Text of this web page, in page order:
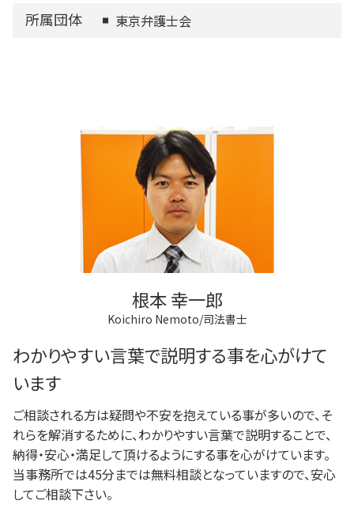
所属団体 東京弁護士会
根本 幸一郎
Koichiro Nemoto/司法書士
わかりやすい言葉で説明する事を心がけて
います
ご相談される方は疑問や不安を抱えている事が多いので、そ
れらを解消するために、わかりやすい言葉で説明することで、
納得・安心・満足して頂けるようにする事を心がけています。
当事務所では45分までは無料相談となっていますので、安心
してご相談下さい。